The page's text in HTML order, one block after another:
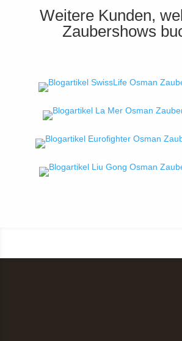
Weitere Kunden,
Zaubershows